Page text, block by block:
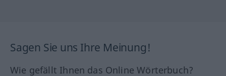
Sagen Sie uns Ihre Meinung!
Wie gefällt Ihnen das Online Wörterbuch?